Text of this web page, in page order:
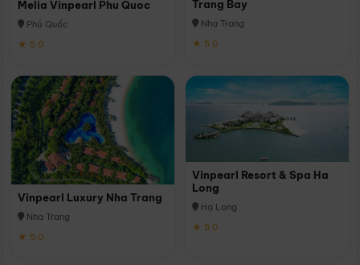
Melia Vinpearl Phu Quoc
Phú Quốc
★ 5.0
Trang Bay
Nha Trang
★ 5.0
Vinpearl Luxury Nha Trang
Nha Trang
★ 5.0
Vinpearl Resort & Spa Ha
Long
Hạ Long
★ 5.0